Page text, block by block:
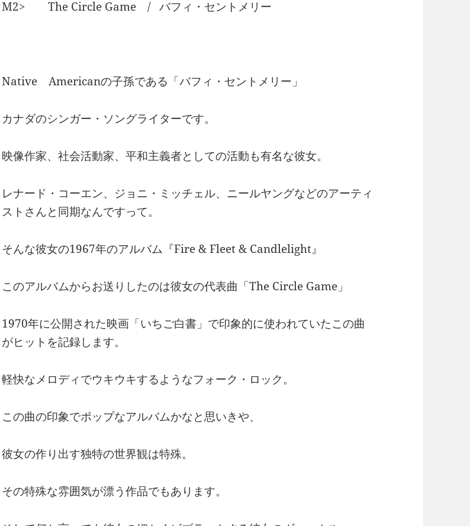
M2> The Circle Game / バフィ・セントメリー
Native Americanの子孫である「バフィ・セントメリー」
カナダのシンガー・ソングライターです。
映像作家、社会活動家、平和主義者としての活動も有名な彼女。
レナード・コーエン、ジョニ・ミッチェル、ニールヤングなどのアーティ
ストさんと同期なんですって。
そんな彼女の1967年のアルバム『Fire & Fleet & Candlelight』
このアルバムからお送りしたのは彼女の代表曲「The Circle Game」
1970年に公開された映画「いちご白書」で印象的に使われていたこの曲
がヒットを記録します。
軽快なメロディでウキウキするようなフォーク・ロック。
この曲の印象でポップなアルバムかなと思いきや、
彼女の作り出す独特の世界観は特殊。
その特殊な雰囲気が漂う作品でもあります。